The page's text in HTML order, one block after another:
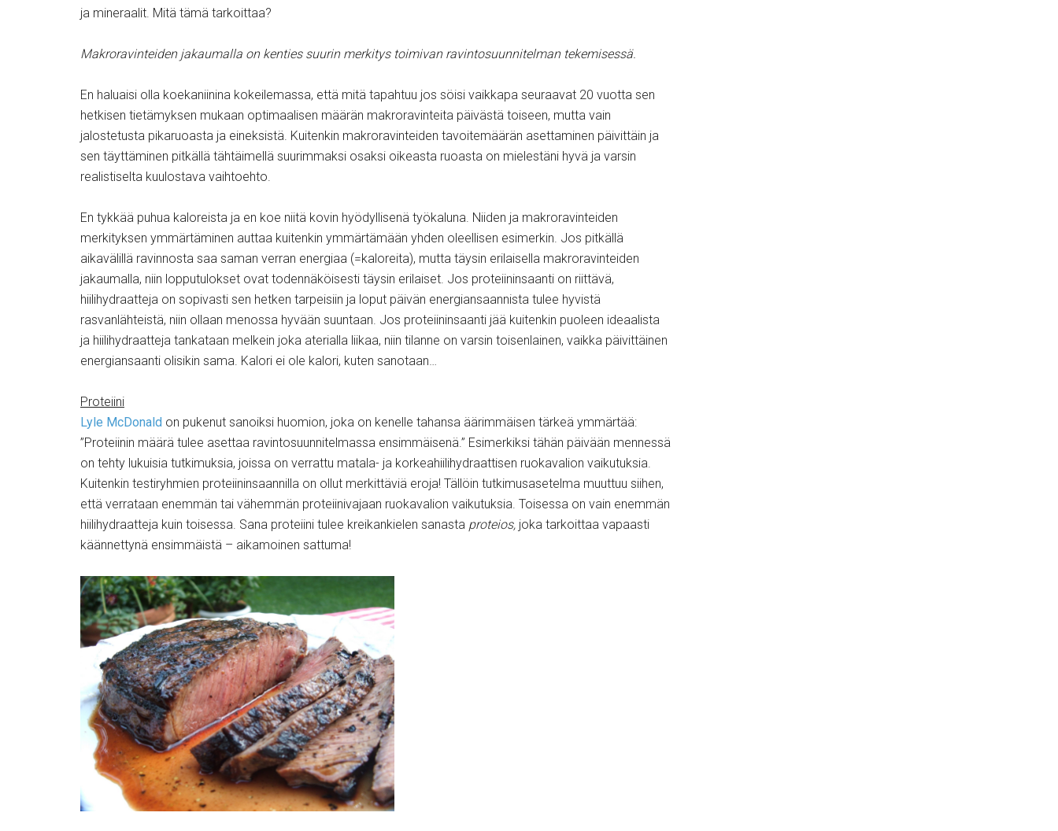
ja mineraalit. Mitä tämä tarkoittaa?
Makroravinteiden jakaumalla on kenties suurin merkitys toimivan ravintosuunnitelman tekemisessä.
En haluaisi olla koekaniinina kokeilemassa, että mitä tapahtuu jos söisi vaikkapa seuraavat 20 vuotta sen
hetkisen tietämyksen mukaan optimaalisen määrän makroravinteita päivästä toiseen, mutta vain
jalostetusta pikaruoasta ja eineksistä. Kuitenkin makroravinteiden tavoitemäärän asettaminen päivittäin ja
sen täyttäminen pitkällä tähtäimellä suurimmaksi osaksi oikeasta ruoasta on mielestäni hyvä ja varsin
realistiselta kuulostava vaihtoehto.
En tykkää puhua kaloreista ja en koe niitä kovin hyödyllisenä työkaluna. Niiden ja makroravinteiden
merkityksen ymmärtäminen auttaa kuitenkin ymmärtämään yhden oleellisen esimerkin. Jos pitkällä
aikavälillä ravinnosta saa saman verran energiaa (=kaloreita), mutta täysin erilaisella makroravinteiden
jakaumalla, niin lopputulokset ovat todennäköisesti täysin erilaiset. Jos proteiininsaanti on riittävä,
hiilihydraatteja on sopivasti sen hetken tarpeisiin ja loput päivän energiansaannista tulee hyvistä
rasvanlähteistä, niin ollaan menossa hyvään suuntaan. Jos proteiininsaanti jää kuitenkin puoleen ideaalista
ja hiilihydraatteja tankataan melkein joka aterialla liikaa, niin tilanne on varsin toisenlainen, vaikka päivittäinen
energiansaanti olisikin sama. Kalori ei ole kalori, kuten sanotaan…
Proteiini
Lyle McDonald on pukenut sanoiksi huomion, joka on kenelle tahansa äärimmäisen tärkeä ymmärtää:
”Proteiinin määrä tulee asettaa ravintosuunnitelmassa ensimmäisenä.” Esimerkiksi tähän päivään mennessä
on tehty lukuisia tutkimuksia, joissa on verrattu matala- ja korkeahiilihydraattisen ruokavalion vaikutuksia.
Kuitenkin testiryhmien proteiininsaannilla on ollut merkittäviä eroja! Tällöin tutkimusasetelma muuttuu siihen,
että verrataan enemmän tai vähemmän proteiinivajaan ruokavalion vaikutuksia. Toisessa on vain enemmän
hiilihydraatteja kuin toisessa. Sana proteiini tulee kreikankielen sanasta proteios, joka tarkoittaa vapaasti
käännettynä ensimmäistä – aikamoinen sattuma!